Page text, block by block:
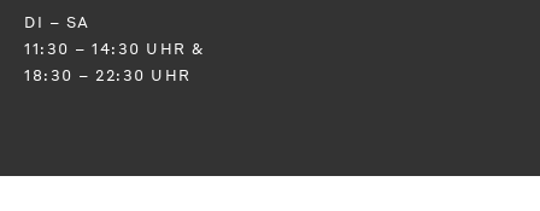
DI – SA
11:30 – 14:30 UHR &
18:30 – 22:30 UHR